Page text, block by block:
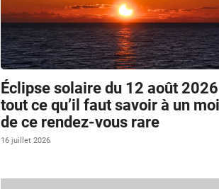
Éclipse solaire du 12 août
tout ce qu’il faut savoir à un
de ce rendez-vous rare
16 juillet 2026